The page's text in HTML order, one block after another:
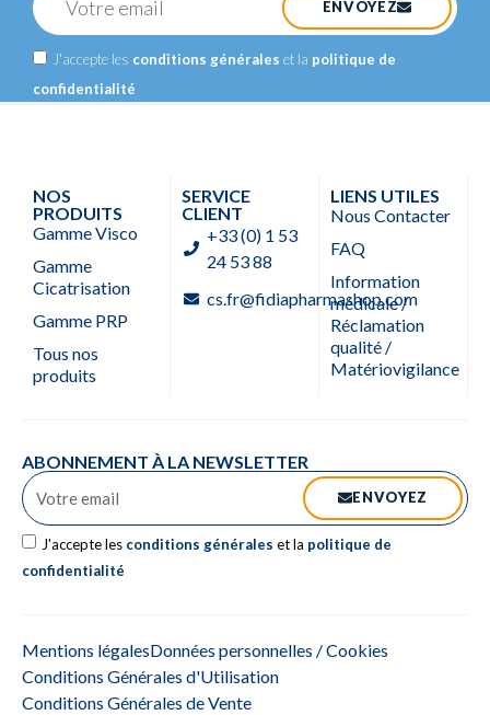
J'accepte les conditions générales et la politique de
confidentialité
ENVOYEZ
NOS
PRODUITS
Gamme Visco
Gamme
Cicatrisation
Gamme PRP
Tous nos
produits
SERVICE
CLIENT
+33 (0) 1 53
24 53 88
cs.fr@fidiapharmashop.com
LIENS UTILES
Nous Contacter
FAQ
Information
médicale /
Réclamation
qualité /
Matériovigilance
ABONNEMENT À LA NEWSLETTER
J'accepte les conditions générales et la politique de
confidentialité
ENVOYEZ
Mentions légalesDonnées personnelles / Cookies
Conditions Générales d'Utilisation
Conditions Générales de Vente